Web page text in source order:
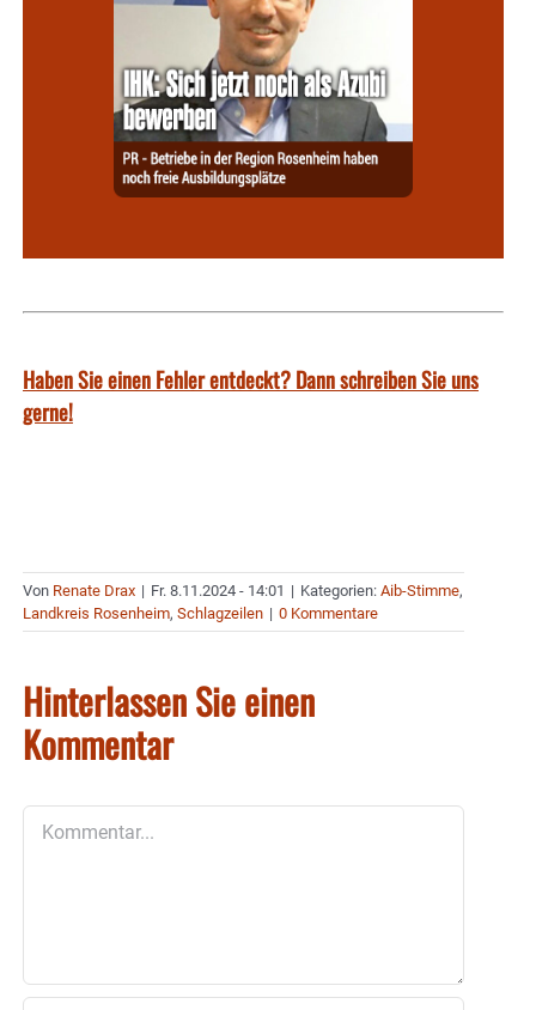
Haben Sie einen Fehler entdeckt? Dann schreiben Sie uns
gerne!
Von Renate Drax | Fr. 8.11.2024 - 14:01 | Kategorien: Aib-Stimme,
Landkreis Rosenheim, Schlagzeilen | 0 Kommentare
Hinterlassen Sie einen
Kommentar